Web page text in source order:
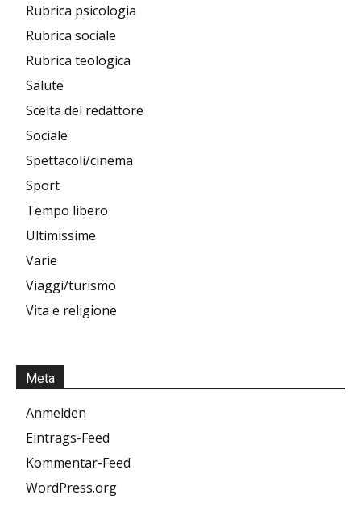
Rubrica psicologia
Rubrica sociale
Rubrica teologica
Salute
Scelta del redattore
Sociale
Spettacoli/cinema
Sport
Tempo libero
Ultimissime
Varie
Viaggi/turismo
Vita e religione
Meta
Anmelden
Eintrags-Feed
Kommentar-Feed
WordPress.org